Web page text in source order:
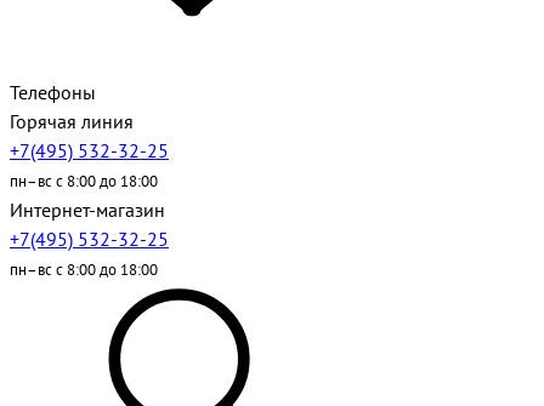
Телефоны
Горячая линия
+7(495) 532-32-25
пн–вс с 8:00 до 18:00
Интернет-магазин
+7(495) 532-32-25
пн–вс с 8:00 до 18:00